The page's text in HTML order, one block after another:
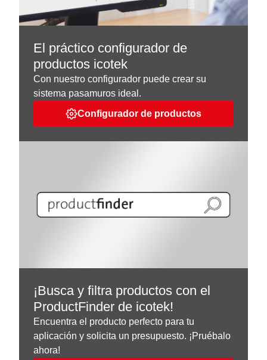
El práctico configurador de
productos icotek
Con nuestro configurador puede crear su
sistema pasamuros ideal.
Configurador de productos
¡Busca y filtra productos con el
ProductFinder de icotek!
Encuentra el producto perfecto para tu
aplicación y solicita un presupuesto. ¡Pruébalo
ahora!